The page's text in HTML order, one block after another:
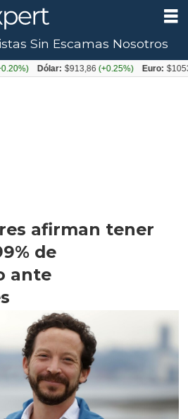
afirman tener
de
ante
Sin Escamas Nosotros
Dólar: $913,86(+0.25%) Euro: $1053,08(-